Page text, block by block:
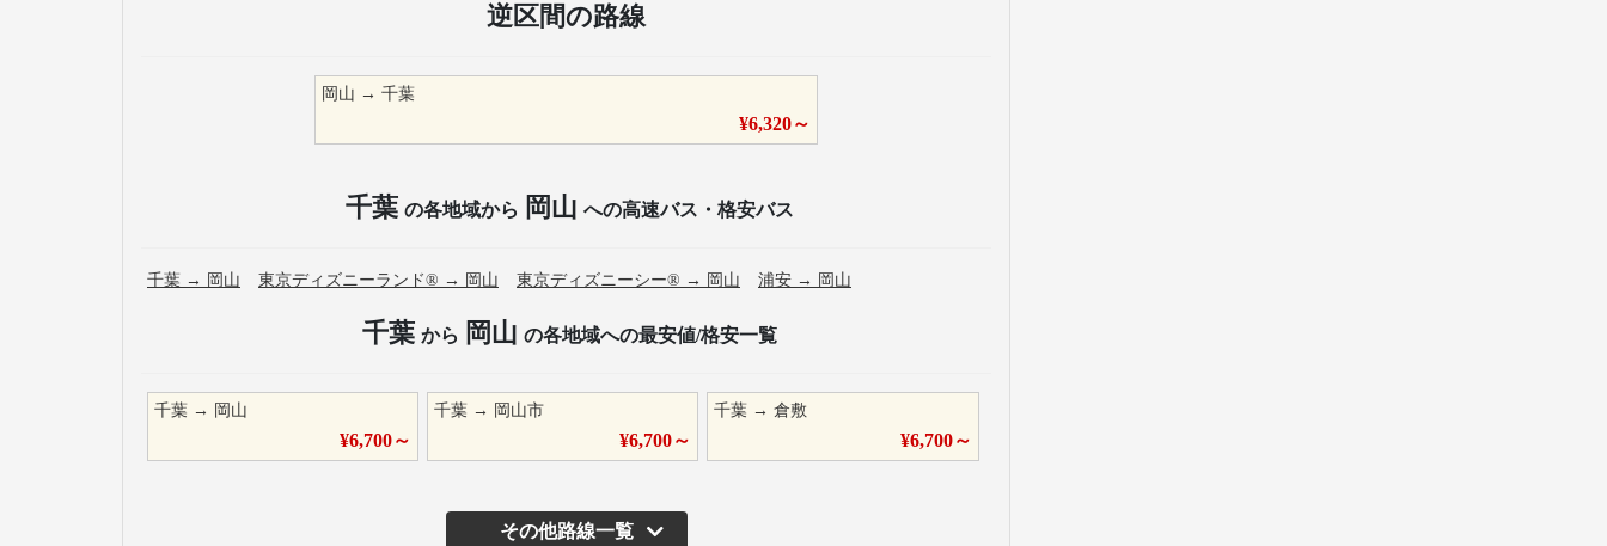
逆区間の路線
岡山 →千葉
¥6,320～
千葉 の各地域から 岡山 への高速バス・格安バス
千葉 → 岡山 東京ディズニーランド® → 岡山 東京ディズニーシー® → 岡山 浦安 → 岡山
千葉 から 岡山 の各地域への最安値/格安一覧
千葉 → 岡山
¥6,700～
千葉 → 岡山市
¥6,700～
千葉 →倉敷
¥6,700～
その他路線一覧